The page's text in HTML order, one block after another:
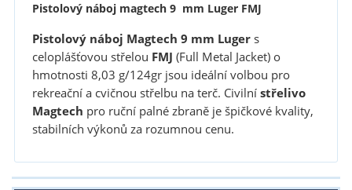
Pistolový náboj magtech 9 mm Luger FMJ
Pistolový náboj Magtech 9 mm Lugers
celoplášťovou střelou FMJ (Full Metal Jacket) o
hmotnosti 8,03 g/124gr jsou ideální volbou pro
rekreační a cvičnou střelbu na terč. Civilnístřelivo
Magtech pro ruční palné zbraně je špičkové kvality,
stabilních výkonů za rozumnou cenu.